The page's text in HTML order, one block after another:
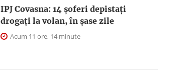
IPJ Covasna: 14 șoferi depistați
drogați la volan, în șase zile
Acum 11 ore, 14 minute